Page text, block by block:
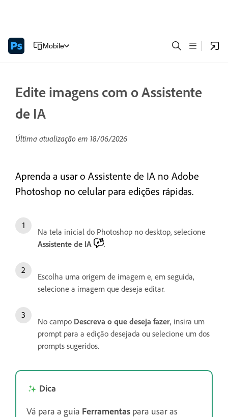
Mobile
Edite imagens com o Assistente
de IA
Última atualização em 18/06/2026
Aprenda a usar o Assistente de IA no Adobe
Photoshop no celular para edições rápidas.
Na tela inicial do Photoshop no desktop, selecione
Assistente de IA
.
Escolha uma origem de imagem e, em seguida,
selecione a imagem que deseja editar.
No campo Descreva o que deseja fazer, insira um
prompt para a edição desejada ou selecione um dos
prompts sugeridos.
Dica
Vá para a guia Ferramentas para usar as